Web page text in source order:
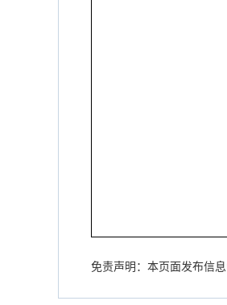
免责声明：本页面发布信